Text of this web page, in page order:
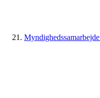
Myndighedssamarbejde